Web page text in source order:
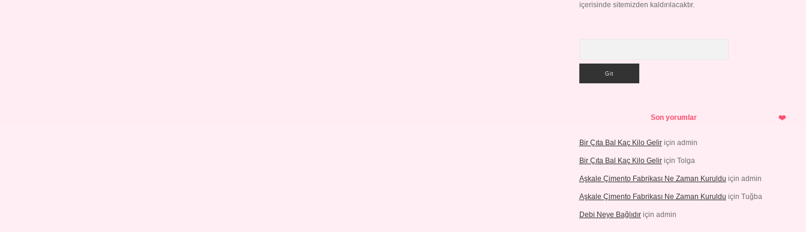
içerisinde sitemizden kaldırılacaktır.
Son yorumlar
Bir Çıta Bal Kaç Kilo Geliriçin admin
Bir Çıta Bal Kaç Kilo Geliriçin Tolga
Aşkale Çimento Fabrikası Ne Zaman Kuruldu için admin
Aşkale Çimento Fabrikası Ne Zaman Kuruldu için Tuğba
Debi Neye Bağlıdıriçin admin